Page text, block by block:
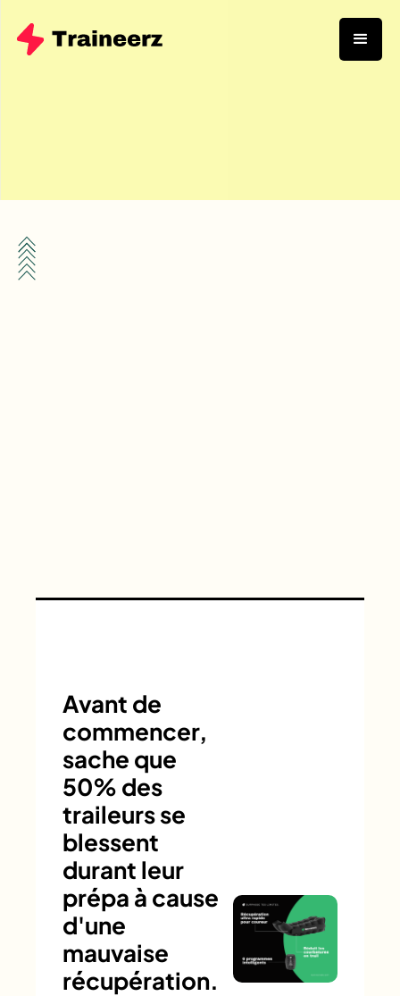
Avant de
commencer,
sache que
50% des
traileurs se
blessent
durant leur
prépa à cause
d'une
mauvaise
récupération.